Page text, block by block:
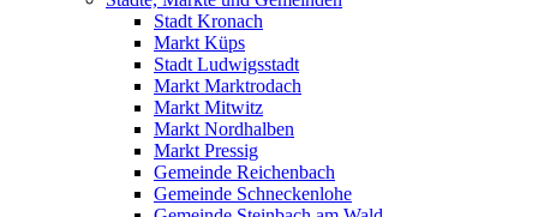
Stadt Kronach
Markt Küps
Stadt Ludwigsstadt
Markt Marktrodach
Markt Mitwitz
Markt Nordhalben
Markt Pressig
Gemeinde Reichenbach
Gemeinde Schneckenlohe